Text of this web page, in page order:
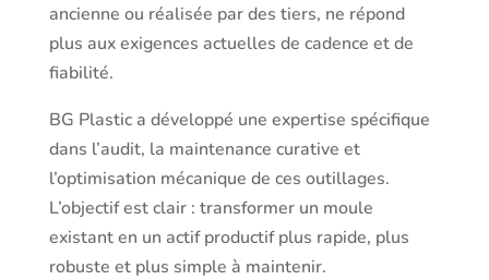
ancienne ou réalisée par des tiers, ne répond
plus aux exigences actuelles de cadence et de
fiabilité.
BG Plastic a développé une expertise spécifique
dans l’audit, la maintenance curative et
l’optimisation mécanique de ces outillages.
L’objectif est clair : transformer un moule
existant en un actif productif plus rapide, plus
robuste et plus simple à maintenir.